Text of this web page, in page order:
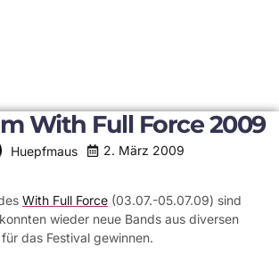
With Full Force 2009
Huepfmaus 2. März 2009
With Full Force (03.07.-05.07.09) sind
wieder neue Bands aus diversen
das Festival gewinnen.